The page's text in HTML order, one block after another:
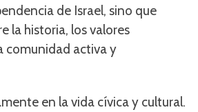
de Israel, sino que
la historia, los valores
comunidad activa y
en la vida cívica y cultural.